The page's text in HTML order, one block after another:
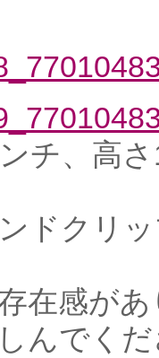
チ、高
ドクリ
在感が
んでく